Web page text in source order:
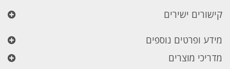
קישורים ישירים
מידע ופרטים נוספים
מדריכי מוצרים